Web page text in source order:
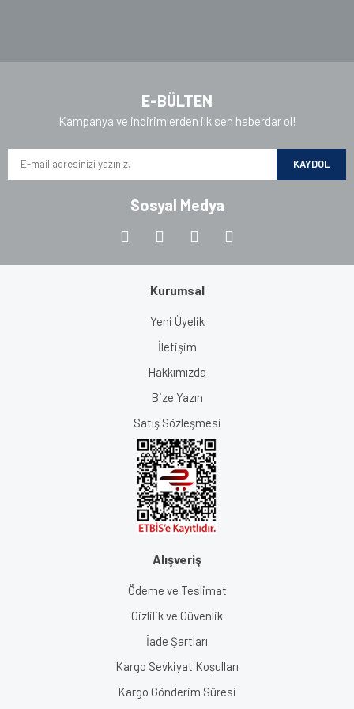
E-BÜLTEN
Kampanya ve indirimlerden ilk sen haberdar ol!
KAYDOL
Sosyal Medya
Kurumsal
Yeni Üyelik
İletişim
Hakkımızda
Bize Yazın
Satış Sözleşmesi
Alışveriş
Ödeme ve Teslimat
Gizlilik ve Güvenlik
İade Şartları
Kargo Sevkiyat Koşulları
Kargo Gönderim Süresi